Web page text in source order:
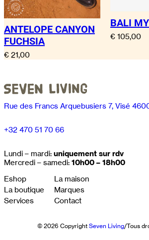
ANTELOPE CANYON
FUCHSIA
€ 21,00
BALI
€ 105,00
Rue des Francs Arquebusiers 7, Visé
+32 470 51 70 66
Lundi – mardi: uniquement sur rdv
Mercredi – samedi: 10h00 – 18h00
Eshop
La boutique
Services
La maison
Marques
Contact
© 2026 Copyright Seven Living/Tous